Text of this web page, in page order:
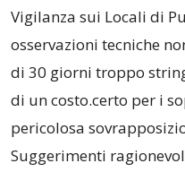
Vigilanza sui Locali di
osservazioni tecniche
di 30 giorni troppo
di un costo.certo per i
pericolosa
Suggerimenti